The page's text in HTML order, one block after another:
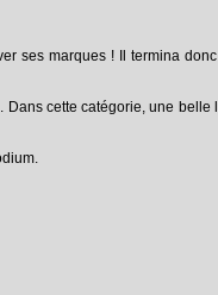
ses marques ! Il termina
cette catégorie, une belle